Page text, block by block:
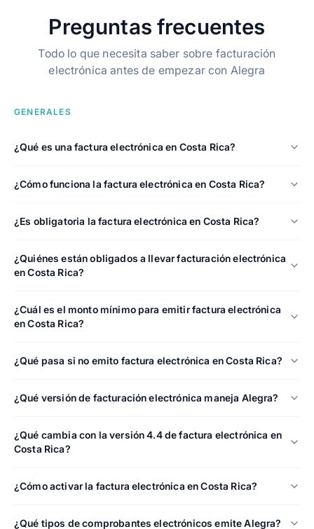
Preguntas frecuentes
Todo lo que necesita saber sobre facturación
electrónica antes de empezar con Alegra
GENERALES
¿Qué es una factura electrónica en Costa Rica?
¿Cómo funciona la factura electrónica en Costa Rica?
¿Es obligatoria la factura electrónica en Costa Rica?
¿Quiénes están obligados a llevar facturación electrónica
en Costa Rica?
¿Cuál es el monto mínimo para emitir factura electrónica
en Costa Rica?
¿Qué pasa si no emito factura electrónica en Costa Rica?
¿Qué versión de facturación electrónica maneja Alegra?
¿Qué cambia con la versión 4.4 de factura electrónica en
Costa Rica?
¿Cómo activar la factura electrónica en Costa Rica?
¿Qué tipos de comprobantes electrónicos emite Alegra?